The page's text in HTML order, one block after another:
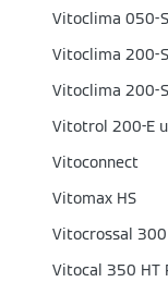
Vitoclima 050-
Vitoclima 200-
Vitoclima 200-
Vitotrol 200-E
Vitoconnect
Vitomax HS
Vitocrossal
Vitocal 350 HT